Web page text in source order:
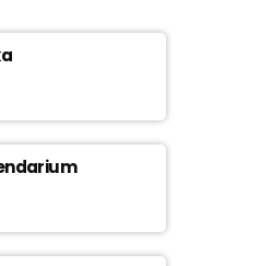
niemieckiej o
w regionie.